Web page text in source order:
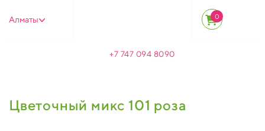
Алматы 0
+7 747 094 8090
Цветочный микс 101 роза